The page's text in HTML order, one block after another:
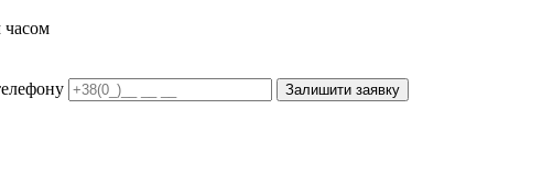
часом
Залишити заявку